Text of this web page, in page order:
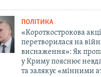
ПОЛІТИКА
«Короткострокова
перетворилася на
виснаження»: Як
у Криму пояснює
та залякує «мінними